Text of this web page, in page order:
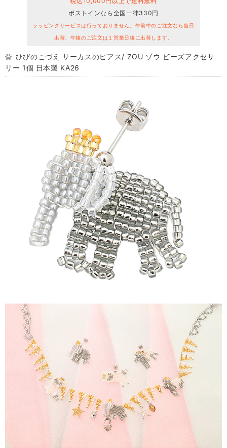
ポストインなら全国一律330円
ラッピングサービスは行っておりません。午前中のご注文なら当日
出荷、午後のご注文は１営業日後に出荷します。
ひびのこづえ サーカスのピアス/ ZOU ゾウ ビーズアクセサ
リー 1個 日本製 KA26